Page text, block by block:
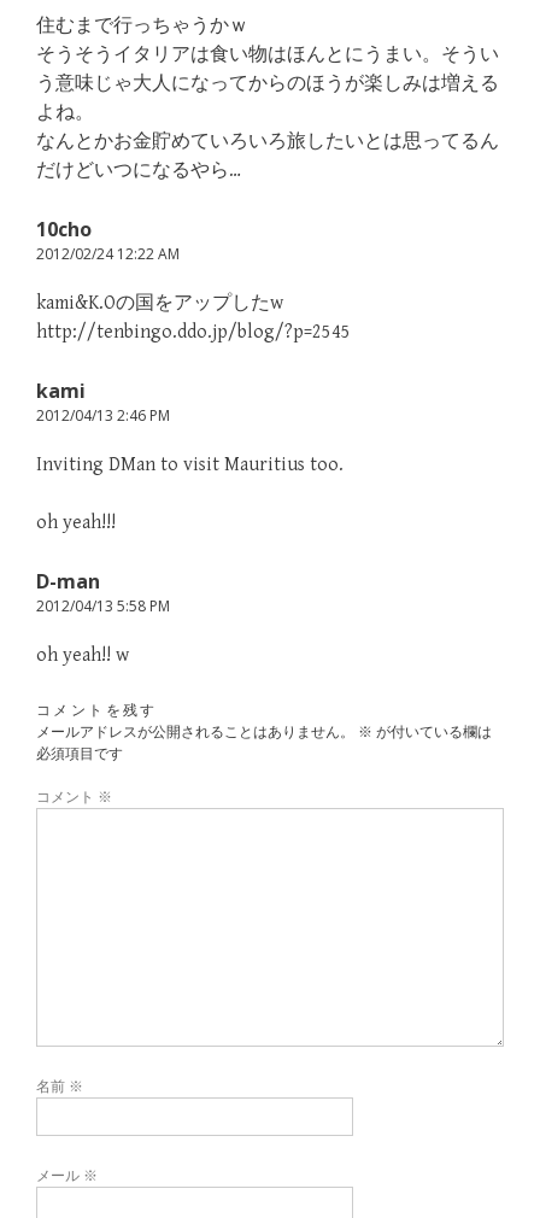
住むまで行っちゃうかｗ
そうそうイタリアは食い物はほんとにうまい。そうい
う意味じゃ大人になってからのほうが楽しみは増える
よね。
なんとかお金貯めていろいろ旅したいとは思ってるん
だけどいつになるやら…
10cho
2012/02/24 12:22 AM
kami&K.Oの国をアップしたw
http://tenbingo.ddo.jp/blog/?p=2545
kami
2012/04/13 2:46 PM
Inviting DMan to visit Mauritius too.
oh yeah!!!
D-man
2012/04/13 5:58 PM
oh yeah!! w
コメントを残す
メールアドレスが公開されることはありません。
※ が付いている欄は
必須項目です
コメント ※
名前 ※
メール ※